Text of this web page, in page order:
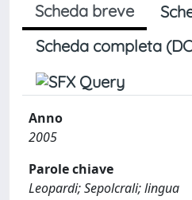
Scheda breve
Scheda completa
Anno
2005
Parole chiave
Leopardi; Sepolcrali; lingua